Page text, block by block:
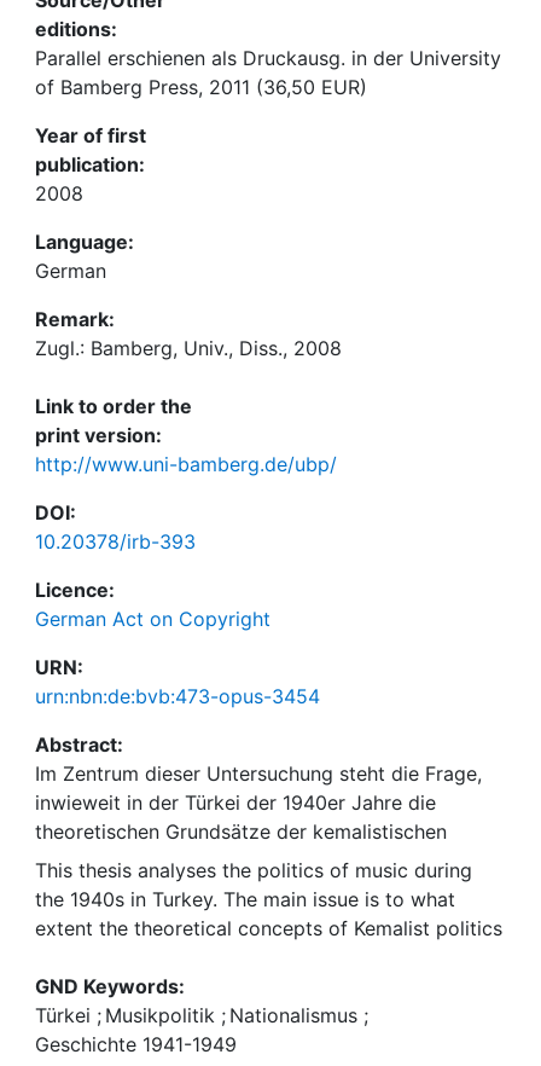
editions:
Parallel erschienen als Druckausg. in der University
of Bamberg Press, 2011 (36,50 EUR)
Year of first
publication:
2008
Language:
German
Remark:
Zugl.: Bamberg, Univ., Diss., 2008
Link to order the
print version:
http://www.uni-bamberg.de/ubp/
DOI:
10.20378/irb-393
Licence:
German Act on Copyright
URN:
urn:nbn:de:bvb:473-opus-3454
Abstract:
Im Zentrum dieser Untersuchung steht die Frage,
inwieweit in der Türkei der 1940er Jahre die
theoretischen Grundsätze der kemalistischen
Musikpolitik innerhalb des staatlichen Rundfunks in
die Praxis umgesetzt wurden. Als Hauptquelle
diente die türkische Rundfunkzeitschrift Radyo, die
von 1941 bis 1949 monatlich erschien und einen
qualitativen wie quantitativen Einblick in das
Konzept, die Gestaltung und die Durchführung des
Musikprogramms von Radio Ankara erlaubt. Das
This thesis analyses the politics of music during
the 1940s in Turkey. The main issue is to what
extent the theoretical concepts of Kemalist politics
run and only radio station of Turkey of that time.
For answering this question the radio magazine
Radyo, published monthly between 1941 and 1949
GND Keywords:
Türkei ; Musikpolitik ; Nationalismus ;
Geschichte 1941-1949